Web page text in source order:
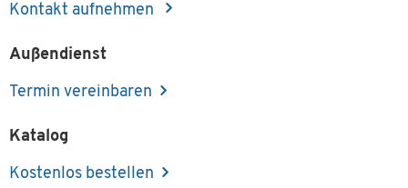
Kontakt aufnehmen
Außendienst
Termin vereinbaren
Katalog
Kostenlos bestellen